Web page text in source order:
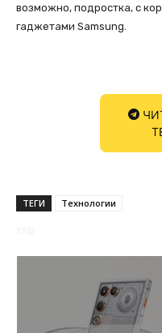
возможно, подростка, с
гаджетами Samsung.
ТЕГИ Технологии